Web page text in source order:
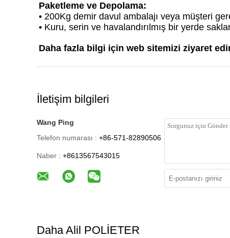
Paketleme ve Depolama:
• 200Kg demir davul ambalajı veya müşteri
• Kuru, serin ve havalandırılmış bir yerde
Daha fazla bilgi için web sitemizi ziyaret
İletişim bilgileri
Wang Ping
Telefon numarası : +86-571-82890506
Naber : +8613567543015
Daha Alil POLİETER